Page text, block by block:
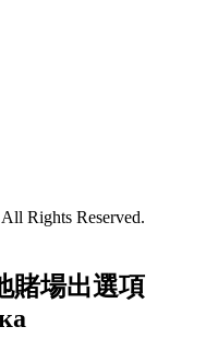
Rights Reserved.
賭場出選項